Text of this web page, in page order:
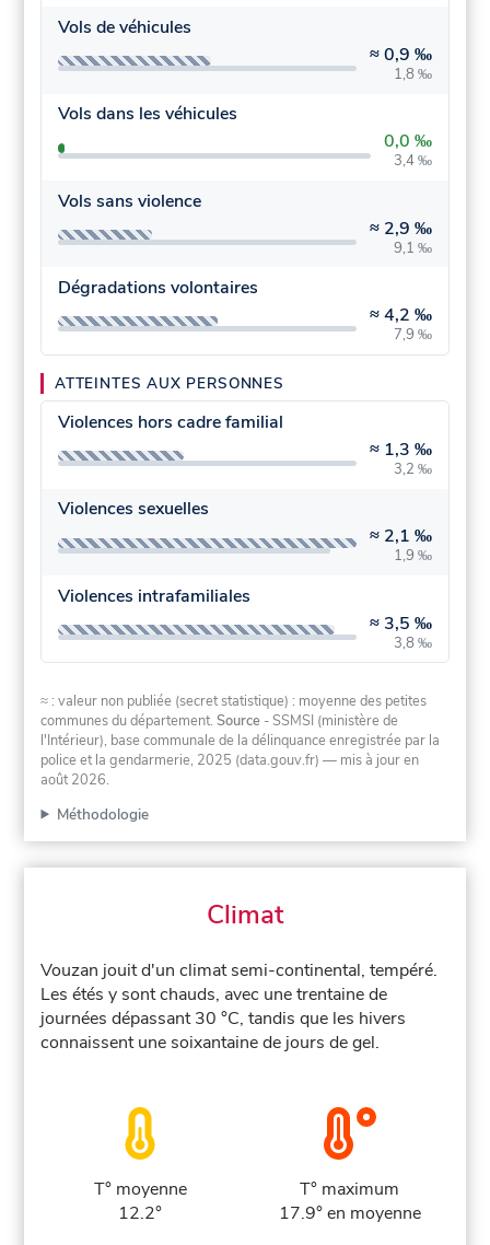
Vols de véhicules
≈0,9 ‰
1,8 ‰
Vols dans les véhicules
0,0 ‰
3,4 ‰
Vols sans violence
≈ 2,9 ‰
9,1 ‰
Dégradations volontaires
≈4,2 ‰
7,9 ‰
ATTEINTES AUX PERSONNES
Violences hors cadre familial
≈ 1,3 ‰
3,2 ‰
Violences sexuelles
≈ 2,1 ‰
1,9 ‰
Violences intrafamiliales
≈ 3,5 ‰
3,8 ‰
≈ : valeur non publiée (secret statistique) : moyenne des petites
communes du département.Source - SSMSI (ministère de
l'Intérieur), base communale de la délinquance enregistrée par la
police et la gendarmerie, 2025 (data.gouv.fr) — mis à jour en
août 2026.
Méthodologie
Climat
Vouzan jouit d'un climat semi-continental, tempéré.
Les étés y sont chauds, avec une trentaine de
journées dépassant 30 °C, tandis que les hivers
connaissent une soixantaine de jours de gel.
T° moyenne
12.2°
T° maximum
17.9° en moyenne